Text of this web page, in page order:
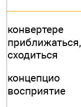
приближаться,
сходиться
восприятие